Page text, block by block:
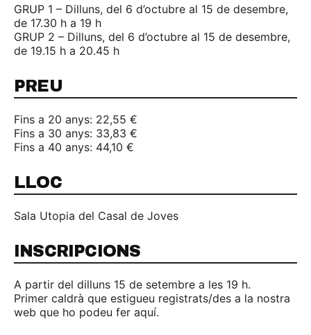
GRUP 1 – Dilluns, del 6 d’octubre al 15 de desembre,
de 17.30 h a 19 h
GRUP 2 – Dilluns, del 6 d’octubre al 15 de desembre,
de 19.15 h a 20.45 h
PREU
Fins a 20 anys: 22,55 €
Fins a 30 anys: 33,83 €
Fins a 40 anys: 44,10 €
LLOC
Sala Utopia del Casal de Joves
INSCRIPCIONS
A partir del dilluns 15 de setembre a les 19 h.
Primer caldrà que estigueu registrats/des a la nostra
web que ho podeu fer aquí.